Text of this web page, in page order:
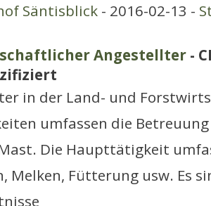
Säntisblick - 2016-02-13 -
Angestellter -
in der Land- und
umfassen die
Die Haupttätigkeit
Melken, Fütterung usw. Es